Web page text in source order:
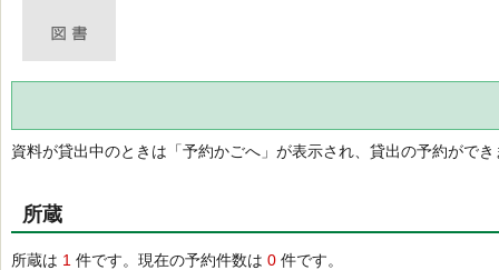
資料が貸出中のときは「予約かごへ」が表示され、貸出の予約ができ
所蔵
所蔵は 1 件です。現在の予約件数は 0 件です。